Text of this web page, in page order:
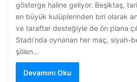
gösterge haline geliyor. Beşiktaş,
en büyük kulüplerinden biri olarak
ve taraftar desteğiyle de ön plana
Stadı’nda oynanan her maç, siyah-
şölen…
Devamını Oku